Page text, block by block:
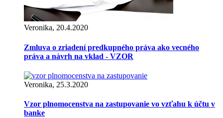
Veronika, 20.4.2020
Zmluva o zriadení predkupného práva ako vecného
práva a návrh na vklad - VZOR
Veronika, 25.3.2020
Vzor plnomocenstva na zastupovanie vo vzťahu k účtu v
banke